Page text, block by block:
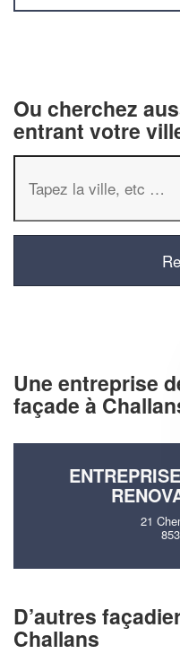
Ou cherchez
entrant votre
Une entreprise
façade à
21
D’autres
Challans